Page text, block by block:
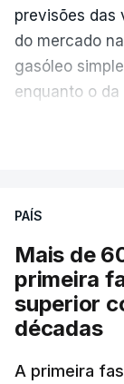
previsões das
do mercado
gasóleo
enquanto o
evolução das
posto de
A
Produtos
PAÍS
Mais de
primeira
superior
décadas
A primeira